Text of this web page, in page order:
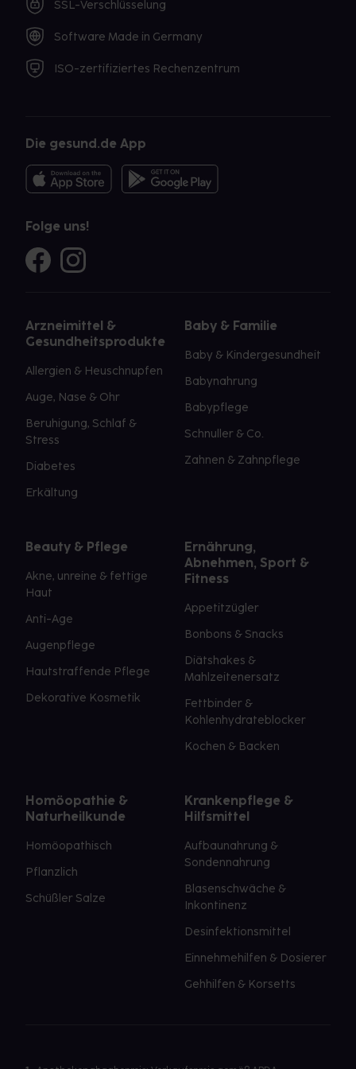
SSL-Verschlüsselung
Software Made in Germany
ISO-zertifiziertes Rechenzentrum
Die gesund.de App
Folge uns!
Arzneimittel &
Gesundheitsprodukte
Allergien & Heuschnupfen
Auge, Nase & Ohr
Beruhigung, Schlaf &
Stress
Diabetes
Erkältung
Baby & Familie
Baby & Kindergesundheit
Babynahrung
Babypflege
Schnuller & Co.
Zahnen & Zahnpflege
Beauty & Pflege
Akne, unreine & fettige
Haut
Anti-Age
Augenpflege
Hautstraffende Pflege
Dekorative Kosmetik
Ernährung,
Abnehmen, Sport &
Fitness
Appetitzügler
Bonbons & Snacks
Diätshakes &
Mahlzeitenersatz
Fettbinder &
Kohlenhydrateblocker
Kochen & Backen
Homöopathie &
Naturheilkunde
Homöopathisch
Pflanzlich
Schüßler Salze
Krankenpflege &
Hilfsmittel
Aufbaunahrung &
Sondennahrung
Blasenschwäche &
Inkontinenz
Desinfektionsmittel
Einnehmehilfen & Dosierer
Gehhilfen & Korsetts